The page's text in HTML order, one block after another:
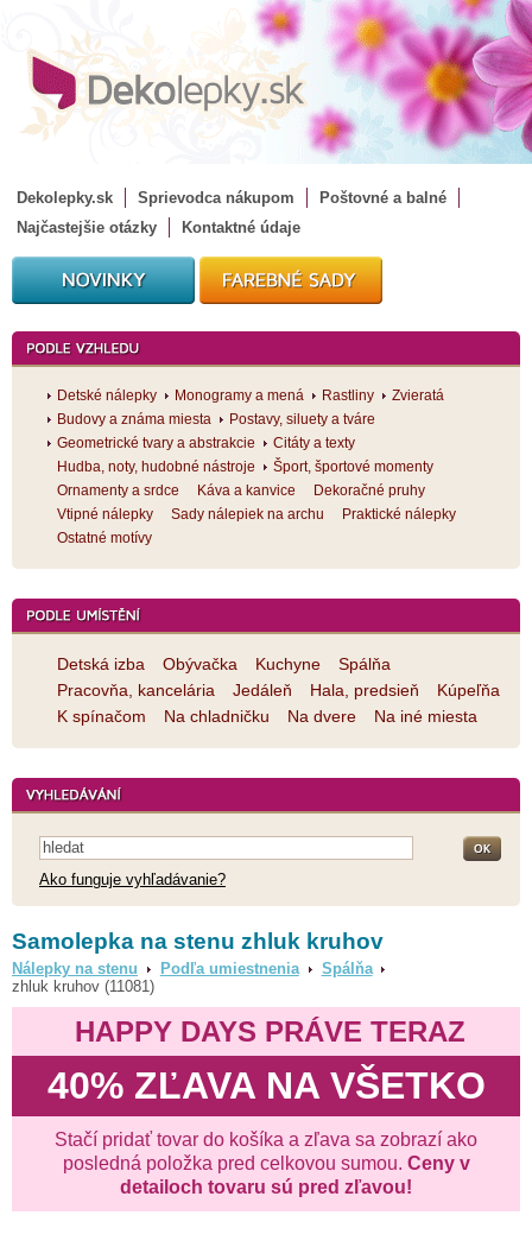
Dekolepky.sk Sprievodca nákupom
Poštovné a balné
Najčastejšie otázky
Kontaktné údaje
Detské nálepky Monogramy a mená Rastliny
Zvieratá
Budovy a známa miesta
Postavy, siluety a tváre
Geometrické tvary a abstrakcie
Citáty a texty
Hudba, noty, hudobné nástroje
Šport, športové momenty
Ornamenty a srdce
Káva a kanvice
Dekoračné pruhy
Vtipné nálepky
Sady nálepiek na archu
Praktické nálepky
Ostatné motívy
Detská izba Obývačka Kuchyne
Spálňa
Pracovňa, kancelária
Jedáleň Hala, predsieň
Kúpeľňa
K spínačom
Na chladničku Na dvere Na iné miesta
Ako funguje vyhľadávanie?
Samolepka na stenu zhluk kruhov
Nálepky na stenu Podľa umiestnenia
Spálňa
zhluk kruhov (11081)
HAPPY DAYS PRÁVE TERAZ
40% ZĽAVA NA VŠETKO
Stačí pridať tovar do košíka a zľava sa zobrazí ako
posledná položka pred celkovou sumou. Ceny v
detailoch tovaru sú pred zľavou!